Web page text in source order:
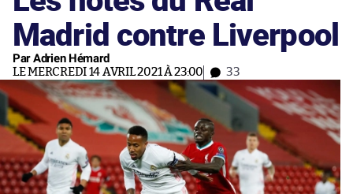
Madrid contre Liverpool
Par Adrien Hémard
LE MERCREDI 14 AVRIL 2021 À 23:00 33